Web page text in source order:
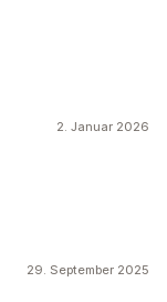
2. Januar 2026
29. September 2025